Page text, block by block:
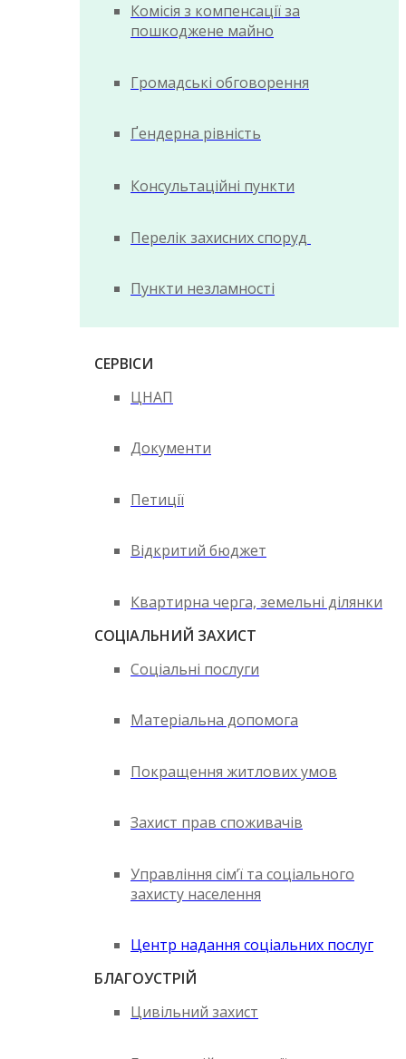
Комісія з компенсації за
пошкоджене майно
Громадські обговорення
Ґендерна рівність
Консультаційні пункти
Перелік захисних споруд
Пункти незламності
СЕРВІСИ
ЦНАП
Документи
Петиції
Відкритий бюджет
Квартирна черга, земельні ділянки
СОЦІАЛЬНИЙ ЗАХИСТ
Соціальні послуги
Матеріальна допомога
Покращення житлових умов
Захист прав споживачів
Управління сім’ї та соціального
захисту населення
Центр надання соціальних послуг
БЛАГОУСТРІЙ
Цивільний захист